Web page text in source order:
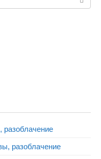
разоблачение